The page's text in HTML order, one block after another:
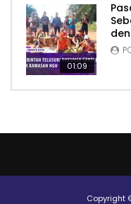
01:09
Copyright